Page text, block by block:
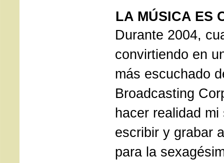
LA MÚSICA ES
Durante 2004,
convirtiendo en
más escuchado
Broadcasting
hacer realidad
escribir y grabar
para la